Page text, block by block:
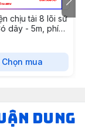
chịu tải 8 lõi sứ
dây - 5m, phích
Chọn mua
DUNG